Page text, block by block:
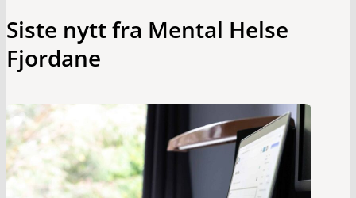
Siste nytt fra Mental Helse
Fjordane